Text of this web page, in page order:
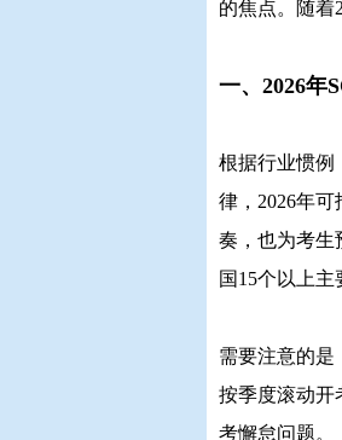
的焦点。随着
一、2026年
根据行业惯例
律，2026年
奏，也为考生
国15个以上主
需要注意的是
按季度滚动开
考懈怠问题。